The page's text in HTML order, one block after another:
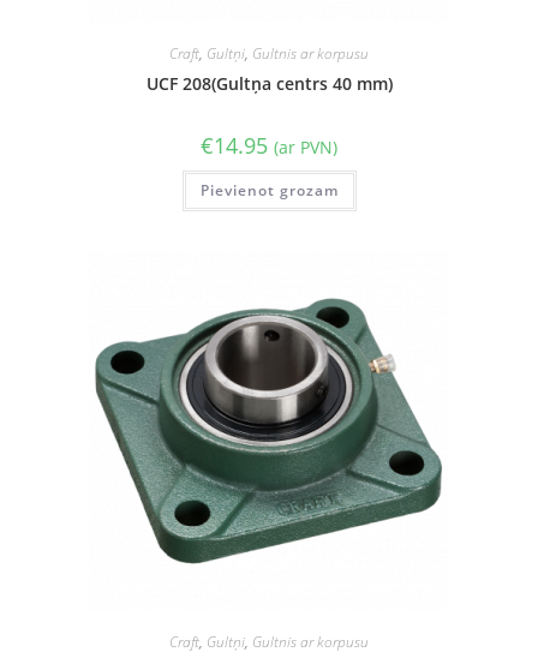
Craft, Gultņi, Gultnis ar korpusu
UCF 208(Gultņa centrs 40 mm)
€14.95 (ar PVN)
Pievienot grozam
Craft, Gultņi, Gultnis ar korpusu